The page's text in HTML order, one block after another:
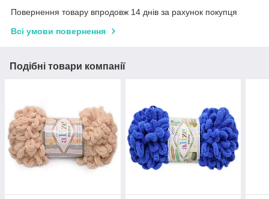
Повернення товару впродовж 14 днів за рахунок покупця
Всі умови повернення
Подібні товари компанії